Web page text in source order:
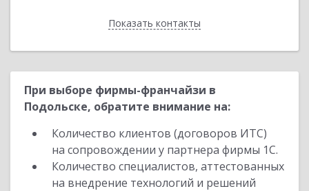
Показать контакты
Назад
При выборе фирмы-франчайзи в
Подольске, обратите внимание на:
Количество клиентов (договоров ИТС)
на сопровождении у партнера фирмы 1С.
Количество специалистов, аттестованных
на внедрение технологий и решений